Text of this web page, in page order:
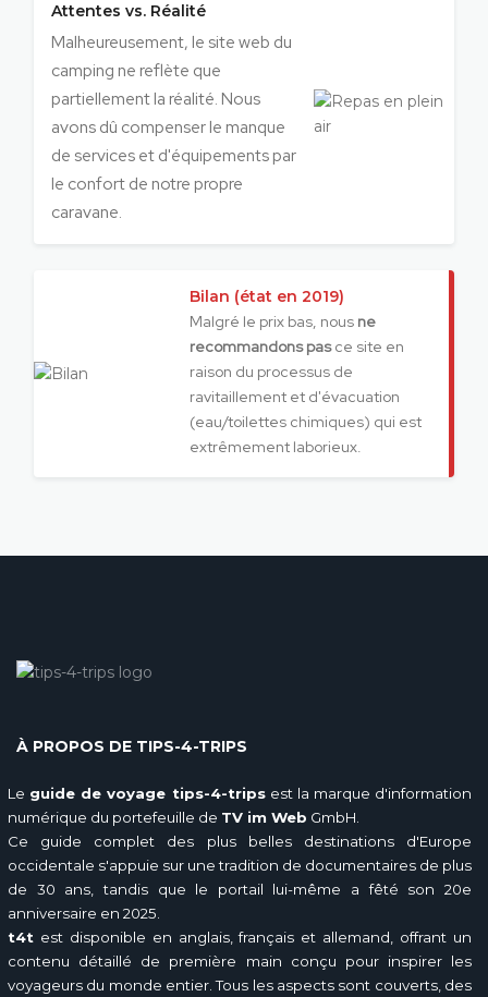
Attentes vs. Réalité
Malheureusement, le site web du
camping ne reflète que
partiellement la réalité. Nous
avons dû compenser le manque
de services et d'équipements par
le confort de notre propre
caravane.
Bilan (état en 2019)
Malgré le prix bas, nous ne
recommandons pasce site en
raison du processus de
ravitaillement et d'évacuation
(eau/toilettes chimiques) qui est
extrêmement laborieux.
À PROPOS DE TIPS-4-TRIPS
Le guide de voyage tips-4-tripsest la marque d'information
numérique du portefeuille de TV im Web GmbH.
Ce guide complet des plus belles destinations d'Europe
occidentale s'appuie sur une tradition de documentaires de plus
de 30 ans, tandis que le portail lui-même a fêté son 20e
anniversaire en 2025.
t4t est disponible en anglais, français et allemand, offrant un
contenu détaillé de première main conçu pour inspirer les
voyageurs du monde entier. Tous les aspects sont couverts, des